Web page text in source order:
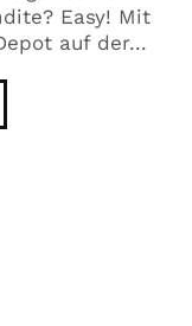
Easy! Mit
auf der...